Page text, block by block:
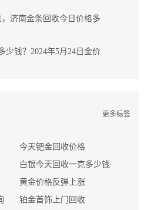
济南金条回收今日价格多少钱一克
钱？2024年5月24日金价查询
更多标签
今天钯金回收价格
白银今天回收一克多少钱
黄金价格反弹上涨
铂金首饰上门回收